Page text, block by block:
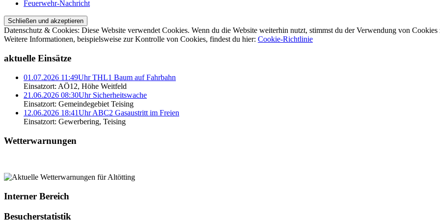
Feuerwehr-Nachricht
Datenschutz & Cookies: Diese Website verwendet Cookies. Wenn du die Website weiterhin nutzt, stimmst du der Verwendung von Cookies
Weitere Informationen, beispielsweise zur Kontrolle von Cookies, findest du hier: Cookie-Richtlinie
aktuelle Einsätze
01.07.2026 11:49Uhr THL1 Baum auf Fahrbahn
Einsatzort: AÖ12, Höhe Weitfeld
21.06.2026 08:30Uhr Sicherheitswache
Einsatzort: Gemeindegebiet Teising
12.06.2026 18:41Uhr ABC2 Gasaustritt im Freien
Einsatzort: Gewerbering, Teising
Wetterwarnungen
Interner Bereich
Besucherstatistik